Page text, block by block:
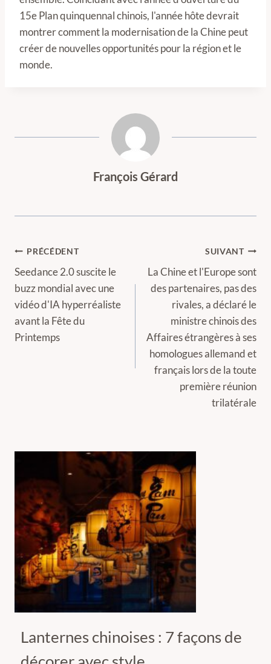
15e Plan quinquennal chinois, l'année hôte devrait
montrer comment la modernisation de la Chine peut
créer de nouvelles opportunités pour la région et le
monde.
François Gérard
Navigation
de
l’article
PRÉCÉDENT
Seedance 2.0 suscite le
buzz mondial avec une
vidéo d'IA hyperréaliste
avant la Fête du
Printemps
SUIVANT
La Chine et l'Europe sont
des partenaires, pas des
rivales, a déclaré le
ministre chinois des
Affaires étrangères à ses
homologues allemand et
français lors de la toute
première réunion
trilatérale
Lanternes chinoises : 7 façons de